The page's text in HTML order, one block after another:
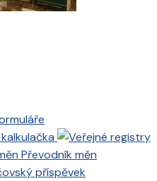
Převodník měn
příspěvek